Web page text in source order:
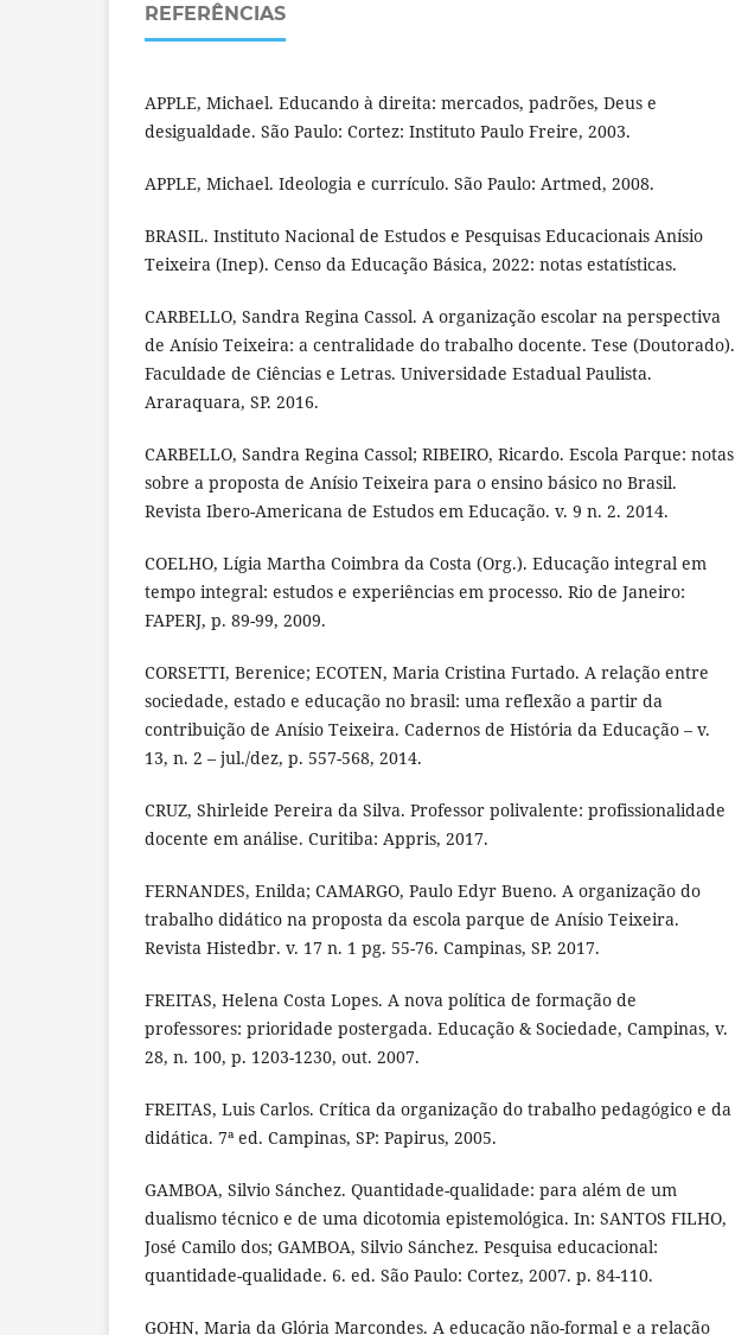
REFERÊNCIAS
APPLE, Michael. Educando à direita: mercados, padrões, Deus e
desigualdade. São Paulo: Cortez: Instituto Paulo Freire, 2003.
APPLE, Michael. Ideologia e currículo. São Paulo: Artmed, 2008.
BRASIL. Instituto Nacional de Estudos e Pesquisas Educacionais Anísio
Teixeira (Inep). Censo da Educação Básica, 2022: notas estatísticas.
CARBELLO, Sandra Regina Cassol. A organização escolar na perspectiva
de Anísio Teixeira: a centralidade do trabalho docente. Tese (Doutorado).
Faculdade de Ciências e Letras. Universidade Estadual Paulista.
Araraquara, SP. 2016.
CARBELLO, Sandra Regina Cassol; RIBEIRO, Ricardo. Escola Parque: notas
sobre a proposta de Anísio Teixeira para o ensino básico no Brasil.
Revista Ibero-Americana de Estudos em Educação. v. 9 n. 2. 2014.
COELHO, Lígia Martha Coimbra da Costa (Org.). Educação integral em
tempo integral: estudos e experiências em processo. Rio de Janeiro:
FAPERJ, p. 89-99, 2009.
CORSETTI, Berenice; ECOTEN, Maria Cristina Furtado. A relação entre
sociedade, estado e educação no brasil: uma reflexão a partir da
contribuição de Anísio Teixeira. Cadernos de História da Educação – v.
13, n. 2 – jul./dez, p. 557-568, 2014.
CRUZ, Shirleide Pereira da Silva. Professor polivalente: profissionalidade
docente em análise. Curitiba: Appris, 2017.
FERNANDES, Enilda; CAMARGO, Paulo Edyr Bueno. A organização do
trabalho didático na proposta da escola parque de Anísio Teixeira.
Revista Histedbr. v. 17 n. 1 pg. 55-76. Campinas, SP. 2017.
FREITAS, Helena Costa Lopes. A nova política de formação de
professores: prioridade postergada. Educação & Sociedade, Campinas, v.
28, n. 100, p. 1203-1230, out. 2007.
FREITAS, Luis Carlos. Crítica da organização do trabalho pedagógico e da
didática. 7ª ed. Campinas, SP: Papirus, 2005.
GAMBOA, Silvio Sánchez. Quantidade-qualidade: para além de um
dualismo técnico e de uma dicotomia epistemológica. In: SANTOS FILHO,
José Camilo dos; GAMBOA, Silvio Sánchez. Pesquisa educacional:
quantidade-qualidade. 6. ed. São Paulo: Cortez, 2007. p. 84-110.
GOHN, Maria da Glória Marcondes. A educação não-formal e a relação